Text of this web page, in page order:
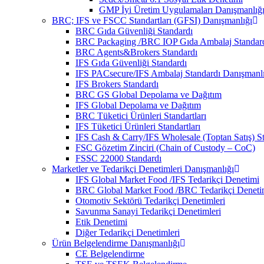
GMP İyi Üretim Uygulamaları Danışmanlığı
BRC; IFS ve FSCC Standartları (GFSI) Danışmanlığı
BRC Gıda Güvenliği Standardı
BRC Packaging /BRC IOP Gıda Ambalaj
BRC Agents&Brokers Standardı
IFS Gıda Güvenliği Standardı
IFS PACsecure/IFS Ambalaj Standardı
IFS Brokers Standardı
BRC GS Global Depolama ve Dağıtım
IFS Global Depolama ve Dağıtım
BRC Tüketici Ürünleri Standartları
IFS Tüketici Ürünleri Standartları
IFS Cash & Carry/IFS Wholesale (Toptan Satış)
FSC Gözetim Zinciri (Chain of Custody – CoC)
FSSC 22000 Standardı
Marketler ve Tedarikçi Denetimleri Danışmanlığı
IFS Global Market Food /IFS Tedarikçi Denetimi
BRC Global Market Food /BRC Tedarikçi
Otomotiv Sektörü Tedarikçi Denetimleri
Savunma Sanayi Tedarikçi Denetimleri
Etik Denetimi
Diğer Tedarikçi Denetimleri
Ürün Belgelendirme Danışmanlığı
CE Belgelendirme